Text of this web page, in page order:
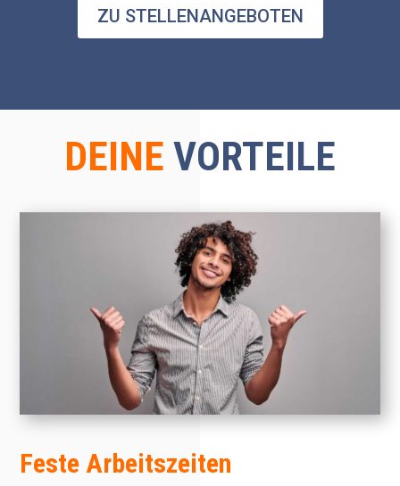
ZU STELLENANGEBOTEN
DEINE VORTEILE
Feste Arbeitszeiten